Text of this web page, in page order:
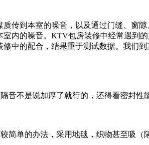
传到本室的噪音，以及通过门缝、窗
内的噪音。KTV包房装修中经常遇到
中的配合，结果重于测试数据。我们
音不是说加厚了就行的，还得看密封性
单的办法，采用地毯，织物甚至吸（